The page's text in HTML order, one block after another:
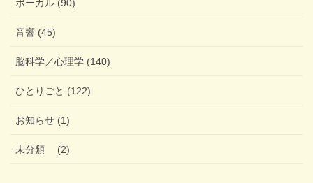
ボーカル (90)
音響 (45)
脳科学／心理学 (140)
ひとりごと (122)
お知らせ (1)
未分類 (2)